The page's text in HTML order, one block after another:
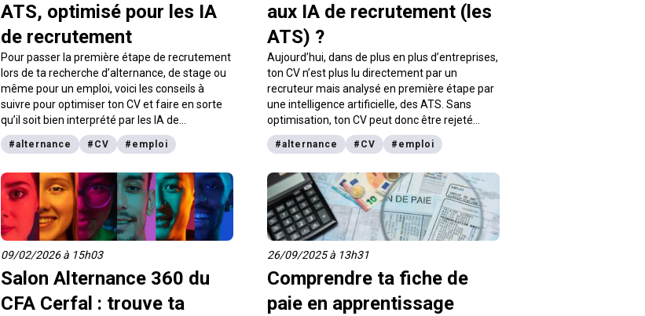
ATS, optimisé pour les IA
de recrutement
Pour passer la première étape de recrutement
lors de ta recherche d’alternance, de stage ou
même pour un emploi, voici les conseils à
suivre pour optimiser ton CV et faire en sorte
qu’il soit bien interprété par les IA de
recrutement. Tu as aussi un exemple de
modèle de CV ATS pour t’inspirer sur les
#alternance # CV # emploi
aux IA de recrutement (les
ATS) ?
Aujourd’hui, dans de plus en plus d’entreprises,
ton CV n’est plus lu directement par un
recruteur mais analysé en première étape par
une intelligence artificielle, des ATS. Sans
optimisation, ton CV peut donc être rejeté
automatiquement même si ton profil semble
coller à l’annonce à laquelle tu réponds.
logiciels est devenu indispensable pour
décrocher un entretien. C’est ce qu’on
t’explique dans cet article.
#alternance # CV # emploi
09/02/2026 à 15h03
Salon Alternance 360 du
CFA Cerfal : trouve ta
26/09/2025 à 13h31
Comprendre ta fiche de
paie en apprentissage